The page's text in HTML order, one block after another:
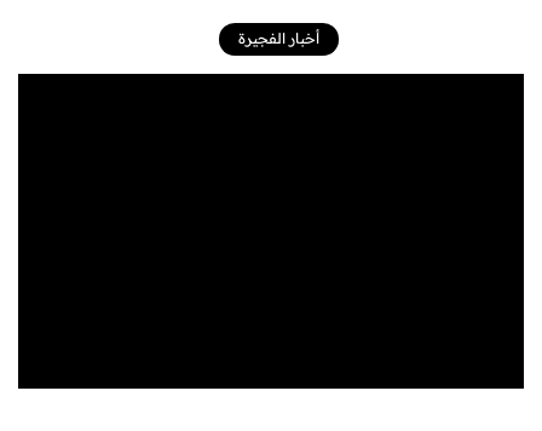
الفجيرة 32
أخبار الفجيرة